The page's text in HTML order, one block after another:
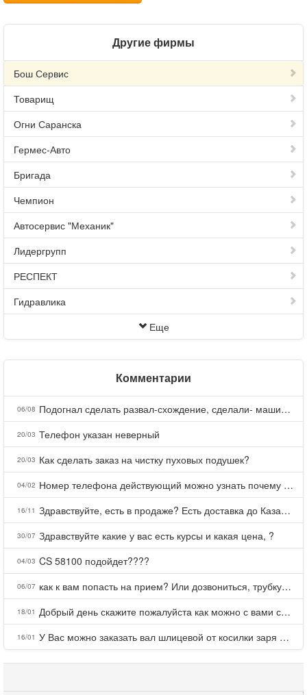
Другие фирмы
Бош Сервис
Товарищ
Огни Саранска
Гермес-Авто
Бригада
Чемпион
Автосервис "Механик"
Лидергрупп
РЕСПЕКТ
Гидравлика
Еще
Комментарии
06/08 Подогнал сделать развал-схождение, сделали- машина уходит на право и колеса проверил все хорошо с атмосферами ужас как можно делать авто, не ужели не берегут свою репутацию, не советую.
20/03 Телефон указан неверный
20/03 Как сделать заказ на чистку пуховых подушек?
04/02 Номер телефона действующий можно узнать почему номер неправельный
16/11 Здравствуйте, есть в продаже? Есть доставка до Казани?
30/07 Здравствуйте какие у вас есть курсы и какая цена, ?
04/03 CS 58100 подойдет????
06/07 как к вам попасть на прием? Или дозвониться, трубку не берете.
18/01 Добрый день скажите пожалуйста как можно с вами связаться . Телефон не отвечает .Заказала кухню в тц Хороший есть претензии а менеджер контактов не дает .Что делать?
16/01 У Вас можно заказать вал шлицевой от косилки заря для мтз, который соединяет мотоблок с косилкой.?